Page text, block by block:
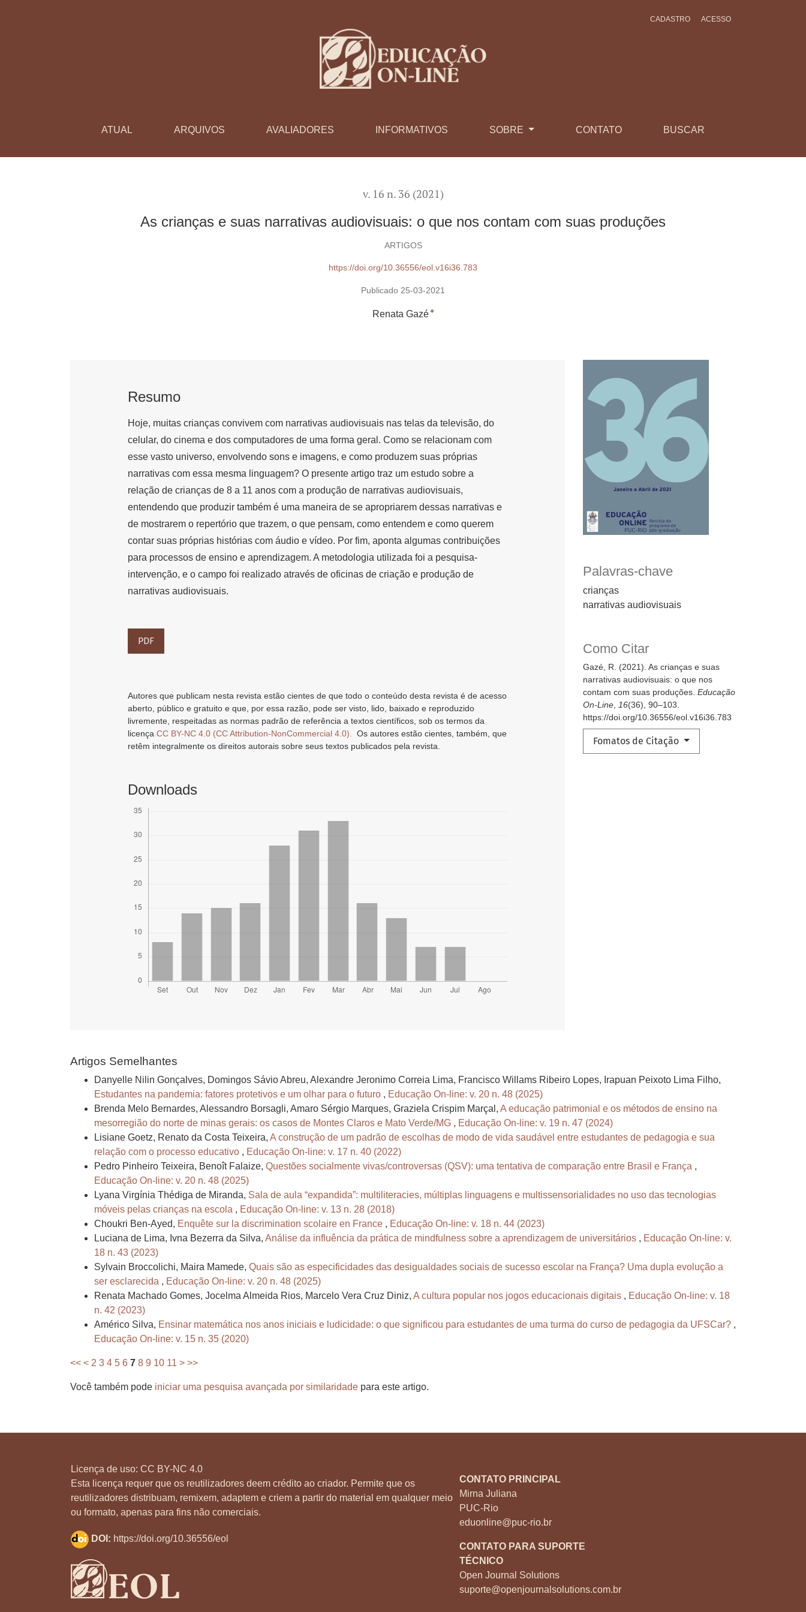
ATUAL ARQUIVOS AVALIADORES INFORMATIVOS SOBRE CONTATO BUSCAR
CADASTRO ACESSO
v. 16 n. 36 (2021)
As crianças e suas narrativas audiovisuais: o que nos contam com suas produções
ARTIGOS
https://doi.org/10.36556/eol.v16i36.783
Publicado 25-03-2021
Renata Gazé+
Palavras-chave
crianças
narrativas audiovisuais
Como Citar
Gazé, R. (2021). As crianças e suas
narrativas audiovisuais: o que nos
contam com suas produções. Educação
On-Line, 16(36), 90–103.
https://doi.org/10.36556/eol.v16i36.783
Fomatos de Citação
Resumo
Hoje, muitas crianças convivem com narrativas audiovisuais nas telas da televisão, do
celular, do cinema e dos computadores de uma forma geral. Como se relacionam com
esse vasto universo, envolvendo sons e imagens, e como produzem suas próprias
narrativas com essa mesma linguagem? O presente artigo traz um estudo sobre a
relação de crianças de 8 a 11 anos com a produção de narrativas audiovisuais,
entendendo que produzir também é uma maneira de se apropriarem dessas narrativas e
de mostrarem o repertório que trazem, o que pensam, como entendem e como querem
contar suas próprias histórias com áudio e vídeo. Por fim, aponta algumas contribuições
para processos de ensino e aprendizagem. A metodologia utilizada foi a pesquisa-
intervenção, e o campo foi realizado através de oficinas de criação e produção de
narrativas audiovisuais.
PDF
Autores que publicam nesta revista estão cientes de que todo o conteúdo desta revista é de acesso
aberto, público e gratuito e que, por essa razão, pode ser visto, lido, baixado e reproduzido
livremente, respeitadas as normas padrão de referência a textos científicos, sob os termos da
licença CC BY-NC 4.0 (CC Attribution-NonCommercial 4.0).
Os autores estão cientes, também, que
retêm integralmente os direitos autorais sobre seus textos publicados pela revista.
Downloads
Artigos Semelhantes
Danyelle Nilin Gonçalves, Domingos Sávio Abreu, Alexandre Jeronimo Correia Lima, Francisco Willams Ribeiro Lopes, Irapuan Peixoto Lima Filho,
Estudantes na pandemia: fatores protetivos e um olhar para o futuro , Educação On-line: v. 20 n. 48 (2025)
Brenda Melo Bernardes, Alessandro Borsagli, Amaro Sérgio Marques, Graziela Crispim Marçal, A educação patrimonial e os métodos de ensino na
mesorregião do norte de minas gerais: os casos de Montes Claros e Mato Verde/MG , Educação On-line: v. 19 n. 47 (2024)
Lisiane Goetz, Renato da Costa Teixeira, A construção de um padrão de escolhas de modo de vida saudável entre estudantes de pedagogia e sua
relação com o processo educativo , Educação On-line: v. 17 n. 40 (2022)
Pedro Pinheiro Teixeira, Benoît Falaize, Questões socialmente vivas/controversas (QSV): uma tentativa de comparação entre Brasil e França ,
Educação On-line: v. 20 n. 48 (2025)
Lyana Virgínia Thédiga de Miranda, Sala de aula “expandida”: multiliteracies, múltiplas linguagens e multissensorialidades no uso das tecnologias
móveis pelas crianças na escola , Educação On-line: v. 13 n. 28 (2018)
Choukri Ben-Ayed, Enquête sur la discrimination scolaire en France , Educação On-line: v. 18 n. 44 (2023)
Luciana de Lima, Ivna Bezerra da Silva, Análise da influência da prática de mindfulness sobre a aprendizagem de universitários , Educação On-line: v.
18 n. 43 (2023)
Sylvain Broccolichi, Maira Mamede, Quais são as especificidades das desigualdades sociais de sucesso escolar na França? Uma dupla evolução a
ser esclarecida , Educação On-line: v. 20 n. 48 (2025)
Renata Machado Gomes, Jocelma Almeida Rios, Marcelo Vera Cruz Diniz, A cultura popular nos jogos educacionais digitais , Educação On-line: v. 18
n. 42 (2023)
Américo Silva, Ensinar matemática nos anos iniciais e ludicidade: o que significou para estudantes de uma turma do curso de pedagogia da UFSCar? ,
Educação On-line: v. 15 n. 35 (2020)
<< < 2 3 4 5 6 7 8 9 10 11 > >>
Você também pode iniciar uma pesquisa avançada por similaridade para este artigo.
Licença de uso: CC BY-NC 4.0
Esta licença requer que os reutilizadores deem crédito ao criador. Permite que os
reutilizadores distribuam, remixem, adaptem e criem a partir do material em qualquer meio
ou formato, apenas para fins não comerciais.
CONTATO PRINCIPAL
Mirna Juliana
PUC-Rio
eduonline@puc-rio.br
CONTATO PARA SUPORTE
TÉCNICO
Open Journal Solutions
suporte@openjournalsolutions.com.br
DOI: https://doi.org/10.36556/eol